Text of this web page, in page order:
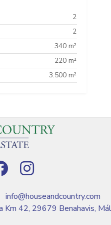
2
2
340 m²
220 m²
3.500 m²
info@houseandcountry.com
Km 42, 29679 Benahavis,